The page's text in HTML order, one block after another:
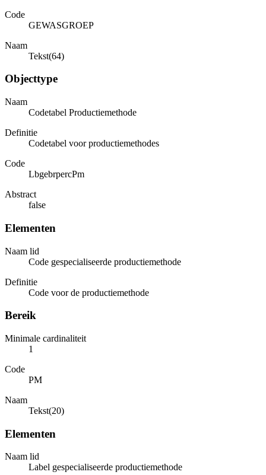
Code
GEWASGROEP
Naam
Tekst(64)
Objecttype
Naam
Codetabel Productiemethode
Definitie
Codetabel voor productiemethodes
Code
LbgebrpercPm
Abstract
false
Elementen
Naam lid
Code gespecialiseerde productiemethode
Definitie
Code voor de productiemethode
Bereik
Minimale cardinaliteit
1
Code
PM
Naam
Tekst(20)
Elementen
Naam lid
Label gespecialiseerde productiemethode